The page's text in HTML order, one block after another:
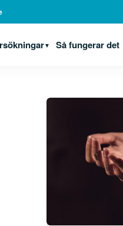
▼ Så fungerar det